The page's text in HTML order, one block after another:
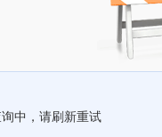
中，请刷新重试